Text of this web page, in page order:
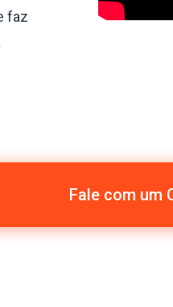
faz
Fale com um